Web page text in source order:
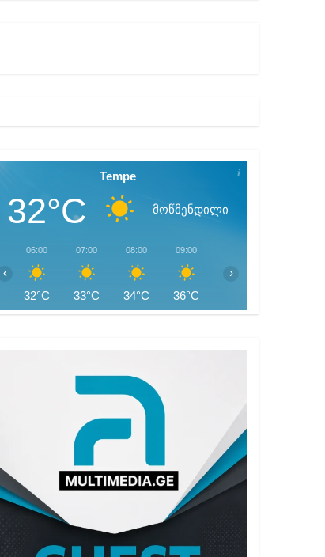
გამოძიებას
Tempe
32°C მოწმენდილი
06:00
32°C
07:00
33°C
08:00
34°C
09:00
36°C
‹ ›